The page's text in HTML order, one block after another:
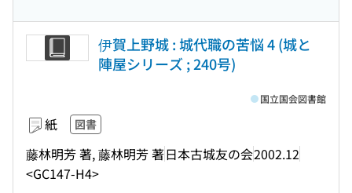
伊賀上野城 : 城代職の苦悩 4 (城と
陣屋シリーズ ; 240号)
紙 図書
藤林明芳 著, 藤林明芳 著日本古城友の会2002.12
<GC147-H4>
国立国会図書館